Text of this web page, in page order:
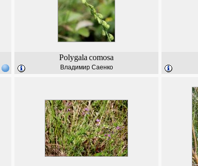
Polygala comosa
Владимир Саенко